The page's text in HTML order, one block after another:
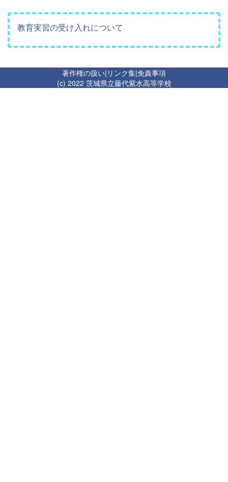
教育実習の受け入れについて
著作権の扱い| リンク集|免責事項
(c) 2022 茨城県立藤代紫水高等学校